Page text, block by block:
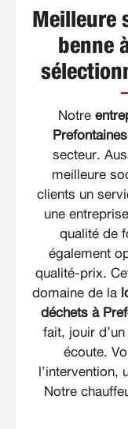
Meilleure
benne
Notre
Prefontaines
secteur.
meilleure
clients un
une
qualité de
également
qualité-prix.
domaine de la
déchets à
fait, jouir
écoute.
l’intervention,
Notre